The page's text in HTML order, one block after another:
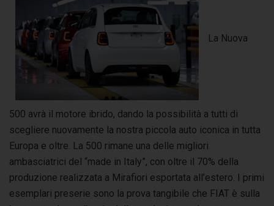
La Nuova
500 avrà il motore ibrido, dando la possibilità a tutti di
scegliere nuovamente la nostra piccola auto iconica in tutta
Europa e oltre. La 500 rimane una delle migliori
ambasciatrici del “made in Italy”, con oltre il 70% della
produzione realizzata a Mirafiori esportata all’estero. I primi
esemplari preserie sono la prova tangibile che FIAT è sulla